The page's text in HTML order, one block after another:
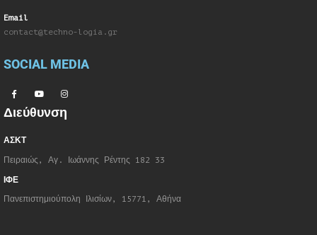
Email
contact@techno-logia.gr
SOCIAL MEDIA
Διεύθυνση
ΑΣΚΤ
Πειραιώς, Αγ. Ιωάννης Ρέντης 182 33
ΙΦΕ
Πανεπιστημιούπολη Ιλισίων, 15771, Αθήνα